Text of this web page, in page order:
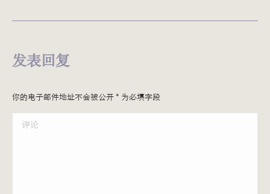
发表回复
你的电子邮件地址不会被公开* 为必填字段
评论